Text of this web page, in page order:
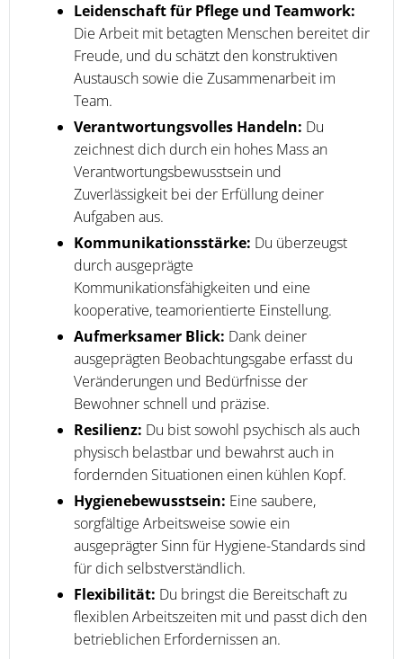
Leidenschaft für Pflege und Teamwork:
Die Arbeit mit betagten Menschen bereitet dir
Freude, und du schätzt den konstruktiven
Austausch sowie die Zusammenarbeit im
Team.
Verantwortungsvolles Handeln: Du
zeichnest dich durch ein hohes Mass an
Verantwortungsbewusstsein und
Zuverlässigkeit bei der Erfüllung deiner
Aufgaben aus.
Kommunikationsstärke: Du überzeugst
durch ausgeprägte
Kommunikationsfähigkeiten und eine
kooperative, teamorientierte Einstellung.
Aufmerksamer Blick: Dank deiner
ausgeprägten Beobachtungsgabe erfasst du
Veränderungen und Bedürfnisse der
Bewohner schnell und präzise.
Resilienz: Du bist sowohl psychisch als auch
physisch belastbar und bewahrst auch in
fordernden Situationen einen kühlen Kopf.
Hygienebewusstsein: Eine saubere,
sorgfältige Arbeitsweise sowie ein
ausgeprägter Sinn für Hygiene-Standards sind
für dich selbstverständlich.
Flexibilität: Du bringst die Bereitschaft zu
flexiblen Arbeitszeiten mit und passt dich den
betrieblichen Erfordernissen an.